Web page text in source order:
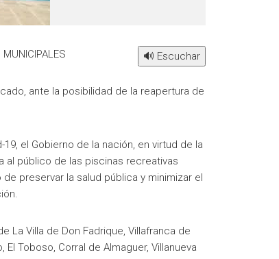
🔊 Escuchar
ante la posibilidad de la reapertura de
el Gobierno de la nación, en virtud de la
al público de las piscinas recreativas
preservar la salud pública y minimizar el
La Villa de Don Fadrique, Villafranca de
El Toboso, Corral de Almaguer, Villanueva